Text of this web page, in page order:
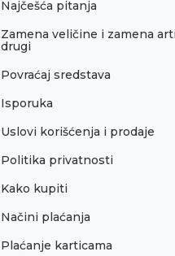
Najčešća pitanja
Zamena veličine i zamena
drugi
Povraćaj sredstava
Isporuka
Uslovi korišćenja i prodaje
Politika privatnosti
Kako kupiti
Načini plaćanja
Plaćanje karticama